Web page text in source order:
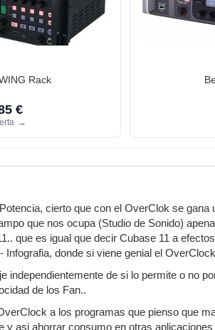
Rack
€
→
cierto que con el OverClok se gana
que nos ocupa (Studio de Sonido)
que es igual que decir Cubase 11 a
donde si viene genial el OverClock
de si lo permite o no
de los Fan..
a los programas que pienso que
asi ahorrar consumo en otras